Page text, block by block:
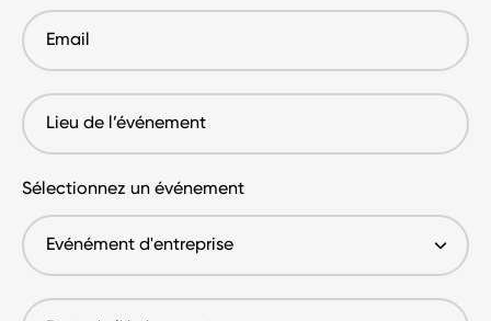
Email
Lieu
de
Sélectionnez un événement
Date